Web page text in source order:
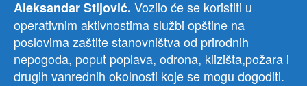
Aleksandar Stijović. Vozilo će se koristiti u
operativnim aktivnostima službi opštine na
poslovima zaštite stanovništva od prirodnih
nepogoda, poput poplava, odrona, klizišta,požara i
drugih vanrednih okolnosti koje se mogu dogoditi.